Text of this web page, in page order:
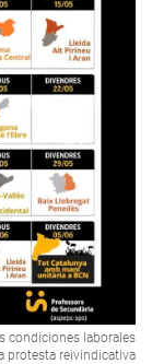
condiciones laborales
protesta reivindicativa